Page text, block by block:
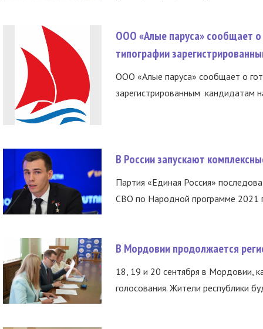
ООО «Алые паруса» сообщает о
типографии
ООО «Алые паруса» сообщает о
зарегистрированным кандидатам
В России запускают
Партия «Единая Россия»
СВО по Народной программе 2021
В Мордовии продолжается
18, 19 и 20 сентября в Мордовии,
голосования. Жители республики